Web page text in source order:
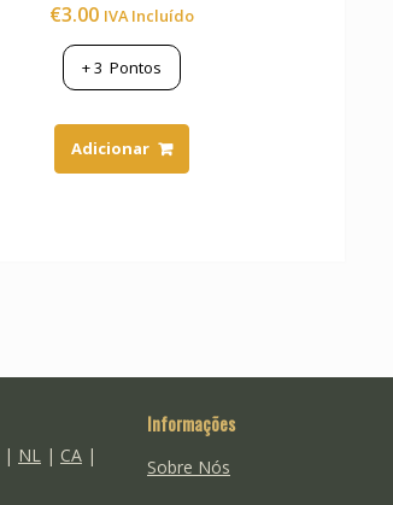
5.00
€3.00 IVA Incluído
+3 Pontos
Adicionar
| NL | CA |
Informações
Sobre Nós